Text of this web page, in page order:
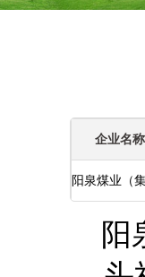
企业名称
阳